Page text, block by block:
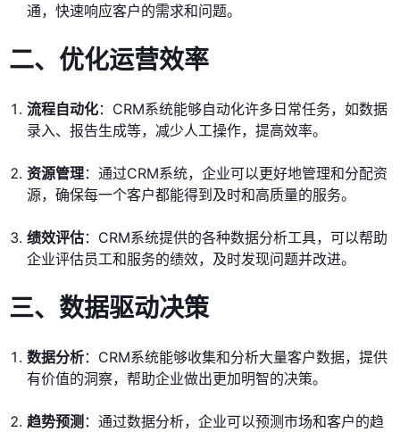
通，快速响应客户的需求和问题。
二、优化运营效率
流程自动化：CRM系统能够自动化许多日常任务，如数据
录入、报告生成等，减少人工操作，提高效率。
资源管理：通过CRM系统，企业可以更好地管理和分配资
源，确保每一个客户都能得到及时和高质量的服务。
绩效评估：CRM系统提供的各种数据分析工具，可以帮助
企业评估员工和服务的绩效，及时发现问题并改进。
三、数据驱动决策
数据分析：CRM系统能够收集和分析大量客户数据，提供
有价值的洞察，帮助企业做出更加明智的决策。
趋势预测 ：通过数据分析，企业可以预测市场和客户的趋